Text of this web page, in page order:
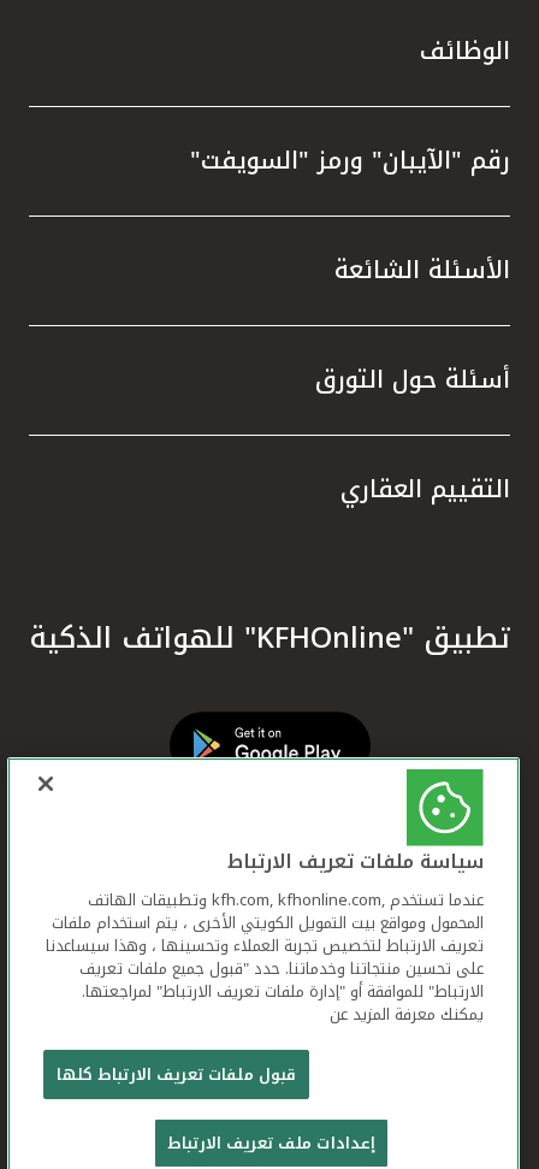
الوظائف
رقم "الآيبان" ورمز "السويفت"
الأسئلة الشائعة
أسئلة حول التورق
التقييم العقاري
تطبيق "KFHOnline" للهواتف الذكية
بيت التمويل الكويتي جميع الحقوق محفوظة © 2026
شروط وأحكام استخدام الموقع الإلكتروني
تعريف الارتباط بيان الخصوصية
سياسة ملفات تعريف الارتباط
عندما تستخدم ,kfh.com, kfhonline.com وتطبيقات الهاتف
المحمول ومواقع بيت التمويل الكويتي الأخرى ، يتم استخدام ملفات
تعريف الارتباط لتخصيص تجربة العملاء وتحسينها ، وهذا سيساعدنا
على تحسين منتجاتنا وخدماتنا. حدد "قبول جميع ملفات تعريف
الارتباط" للموافقة أو "إدارة ملفات تعريف الارتباط" لمراجعتها.
يمكنك معرفة المزيد عن
قبول ملفات تعريف الارتباط كلها
إعدادات ملف تعريف الارتباط